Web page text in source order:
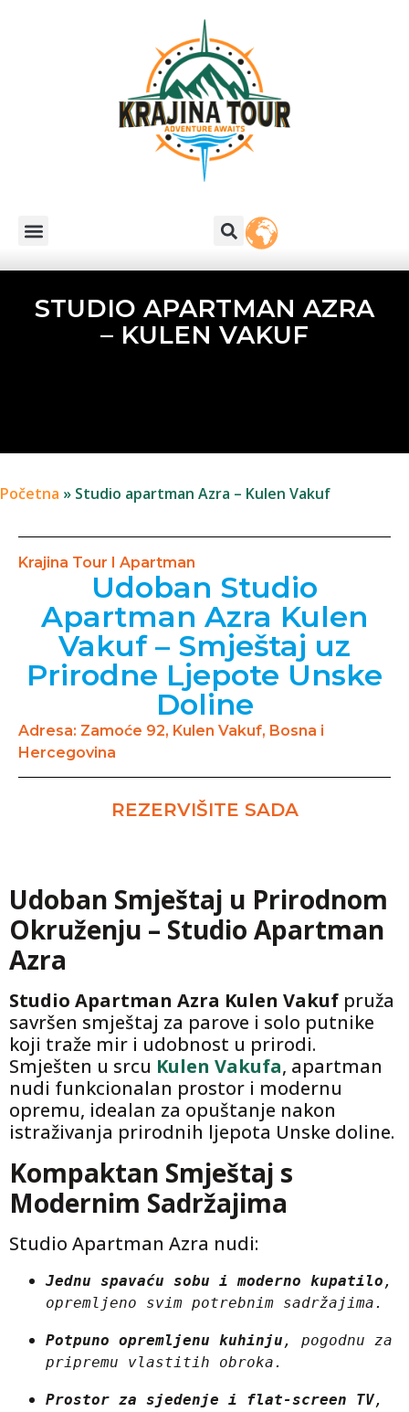
STUDIO APARTMAN AZRA
– KULEN VAKUF
Početna » Studio apartman Azra – Kulen Vakuf
Krajina Tour I Apartman
Udoban Studio
Apartman Azra Kulen
Vakuf – Smještaj uz
Prirodne Ljepote Unske
Doline
Adresa: Zamoće 92, Kulen Vakuf, Bosna i
Hercegovina
REZERVIŠITE SADA
Udoban Smještaj u Prirodnom
Okruženju – Studio Apartman
Azra
Studio Apartman Azra Kulen Vakuf pruža
savršen smještaj za parove i solo putnike
koji traže mir i udobnost u prirodi.
Smješten u srcu Kulen Vakufa, apartman
nudi funkcionalan prostor i modernu
opremu, idealan za opuštanje nakon
istraživanja prirodnih ljepota Unske doline.
Kompaktan Smještaj s
Modernim Sadržajima
Studio Apartman Azra nudi:
Jednu spavaću sobu i moderno kupatilo ,
opremljeno svim potrebnim sadržajima.
Potpuno opremljenu kuhinju , pogodnu za
pripremu vlastitih obroka.
Prostor za sjedenje i flat-screen TV,